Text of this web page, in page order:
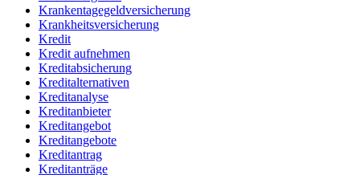
Krankentagegeldversicherung
Krankheitsversicherung
Kredit
Kredit aufnehmen
Kreditabsicherung
Kreditalternativen
Kreditanalyse
Kreditanbieter
Kreditangebot
Kreditangebote
Kreditantrag
Kreditanträge